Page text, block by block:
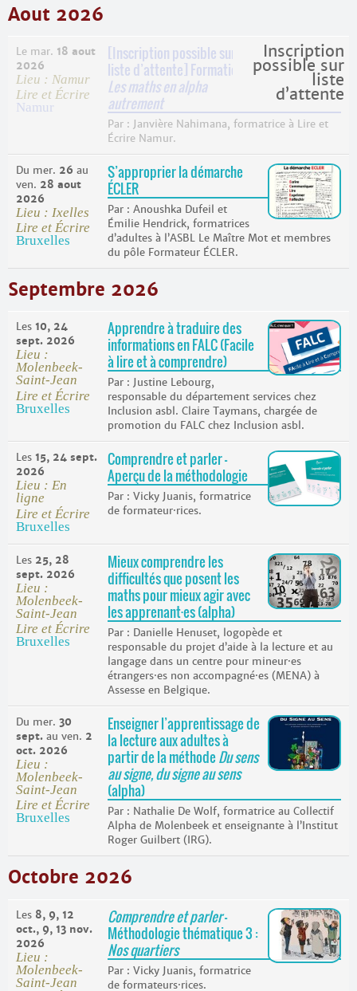
Aout 2026
Inscription
possible sur
liste
d’attente
[Inscription possible sur
liste d’attente] Formation :
Les maths en alpha
autrement
Janvière Nahimana, formatrice à Lire et
Écrire Namur.
Le mar. 18 aout
2026
Lieu : Namur
Lire et Écrire
Namur
S’approprier la démarche
ÉCLER
Anoushka Dufeil et
Émilie Hendrick, formatrices
d’adultes à l’ASBL Le Maître Mot et membres
du pôle Formateur ÉCLER.
Du mer. 26 au
ven. 28 aout
2026
Lieu : Ixelles
Lire et Écrire
Bruxelles
Septembre 2026
Apprendre à traduire des
informations en FALC (Facile
à lire et à comprendre)
Justine Lebourg,
responsable du département services chez
Inclusion asbl. Claire Taymans, chargée de
promotion du FALC chez Inclusion asbl.
Les 10, 24
sept. 2026
Lieu :
Molenbeek-
Saint-Jean
Lire et Écrire
Bruxelles
Comprendre et parler –
Aperçu de la méthodologie
Vicky Juanis, formatrice
de formateur·rices.
Les 15, 24 sept.
2026
Lieu : En
ligne
Lire et Écrire
Bruxelles
Mieux comprendre les
difficultés que posent les
maths pour mieux agir avec
les apprenant·es (alpha)
Danielle Henuset, logopède et
responsable du projet d’aide à la lecture et au
langage dans un centre pour mineur·es
étrangers·es non accompagné·es (MENA) à
Assesse en Belgique.
Les 25, 28
sept. 2026
Lieu :
Molenbeek-
Saint-Jean
Lire et Écrire
Bruxelles
Enseigner l’apprentissage de
la lecture aux adultes à
partir de la méthodeDu sens
au signe, du signe au sens
(alpha)
Nathalie De Wolf, formatrice au Collectif
Alpha de Molenbeek et enseignante à l’Institut
Roger Guilbert (IRG).
Du mer. 30
sept. au ven. 2
oct. 2026
Lieu :
Molenbeek-
Saint-Jean
Lire et Écrire
Bruxelles
Octobre 2026
Comprendre et parler–
Méthodologie thématique 3 :
Nos quartiers
Vicky Juanis, formatrice
de formateurs·rices.
Les 8, 9, 12
oct., 9, 13 nov.
2026
Lieu :
Molenbeek-
Saint-Jean